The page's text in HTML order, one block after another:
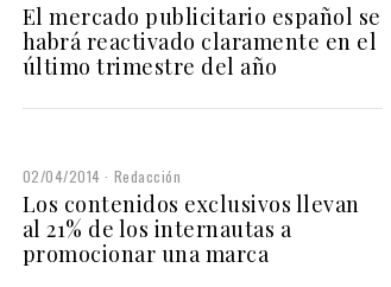
El mercado publicitario español se
habrá reactivado claramente en el
último trimestre del año
02/04/2014 Redacción
Los contenidos exclusivos llevan
al 21% de los internautas a
promocionar una marca